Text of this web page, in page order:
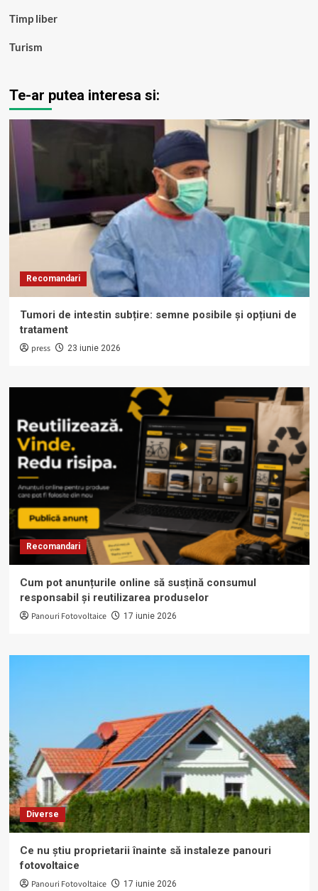
Timp liber
Turism
Te-ar putea interesa si:
Recomandari
Tumori de intestin subțire: semne posibile și opțiuni de
tratament
press 23 iunie 2026
Recomandari
Cum pot anunțurile online să susțină consumul
responsabil și reutilizarea produselor
Panouri Fotovoltaice 17 iunie 2026
Diverse
Ce nu știu proprietarii înainte să instaleze panouri
fotovoltaice
Panouri Fotovoltaice 17 iunie 2026